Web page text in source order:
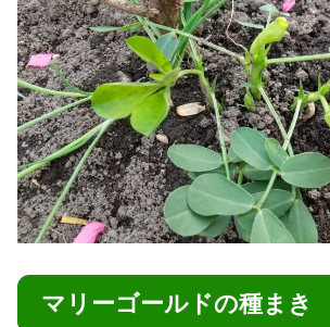
マリーゴールドの種まき